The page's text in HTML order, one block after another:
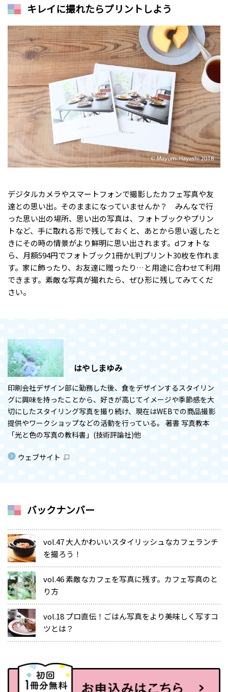
キレイに撮れたらプリントしよう
デジタルカメラやスマートフォンで撮影したカフェ写真や友
達との思い出。そのままになっていませんか？ みんなで行
った思い出の場所、思い出の写真は、フォトブックやプリン
トなど、手に取れる形で残しておくと、あとから思い返したと
きにその時の情景がより鮮明に思い出されます。dフォトな
ら、月額594円でフォトブック1冊かL判プリント30枚を作れま
す。家に飾ったり、お友達に贈ったり…と用途に合わせて利用
できます。素敵な写真が撮れたら、ぜひ形に残してみてくだ
さい。
はやしまゆみ
印刷会社デザイン部に勤務した後、食をデザインするスタイリン
グに興味を持ったことから、好きが高じてイメージや季節感を大
切にしたスタイリング写真を撮り続け、現在はWEBでの商品撮影
提供やワークショップなどの活動を行っている。 著書 写真教本
「光と色の写真の教科書」(技術評論社)他
ウェブサイト
バックナンバー
vol.47 大人かわいいスタイリッシュなカフェランチ
を撮ろう！
vol.46 素敵なカフェを写真に残す。カフェ写真のと
り方
vol.18 プロ直伝！ごはん写真をより美味しく写すコ
ツとは？